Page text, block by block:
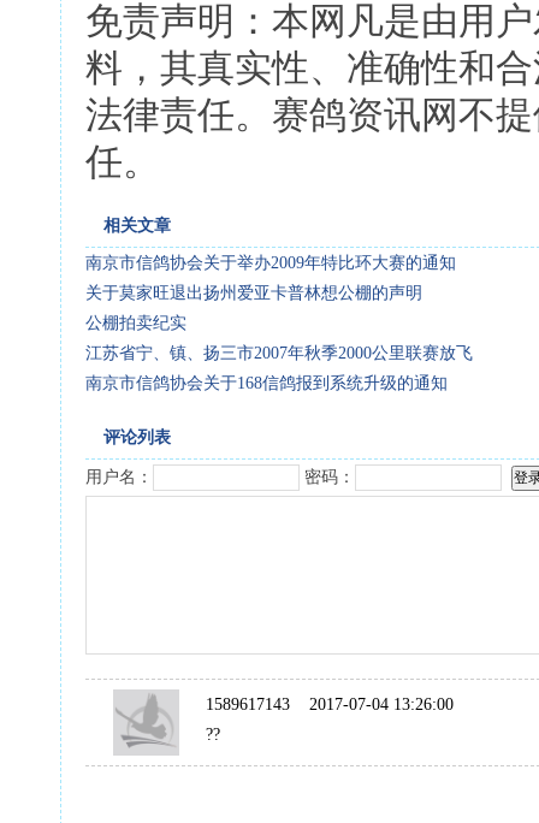
免责声明：本网凡是由用
料，其真实性、准确性和
法律责任。赛鸽资讯网不
任。
相关文章
南京市信鸽协会关于举办2009年特比环大赛的通知
关于莫家旺退出扬州爱亚卡普林想公棚的声明
公棚拍卖纪实
江苏省宁、镇、扬三市2007年秋季2000公里联赛放飞
南京市信鸽协会关于168信鸽报到系统升级的通知
评论列表
用户名： 密码：
1589617143 2017-07-04 13:26:00
??